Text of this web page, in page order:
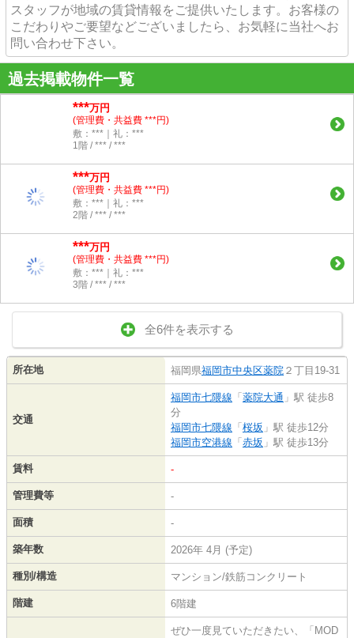
スタッフが地域の賃貸情報をご提供いたします。お客様の
こだわりやご要望などございましたら、お気軽に当社へお
問い合わせ下さい。
過去掲載物件一覧
***万円
(管理費・共益費 ***円)
敷：***｜礼：***
1階 / *** / ***
***万円
(管理費・共益費 ***円)
敷：***｜礼：***
2階 / *** / ***
***万円
(管理費・共益費 ***円)
敷：***｜礼：***
3階 / *** / ***
全6件を表示する
所在地 福岡県福岡市中央区薬院 ２丁目19-31
交通
福岡市七隈線 「 薬院大通 」駅 徒歩8
分
福岡市七隈線 「 桜坂 」駅 徒歩12分
福岡市空港線 「 赤坂 」駅 徒歩13分
賃料 -
管理費等 -
面積 -
築年数 2026年 4月 (予定)
種別/構造 マンション/鉄筋コンクリート
階建 6階建
ぜひ一度見ていただきたい、「MOD